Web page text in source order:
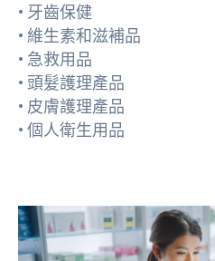
• 牙齒保健
• 維生素和滋補品
• 急救用品
• 頭髮護理產品
• 皮膚護理產品
• 個人衛生用品